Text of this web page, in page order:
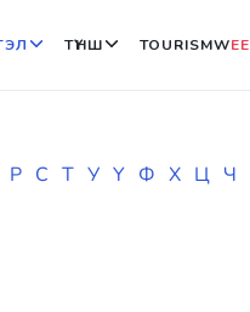
ТҮНШ TOURISMWEE
Р С Т У Ү Ф Х Ц Ч